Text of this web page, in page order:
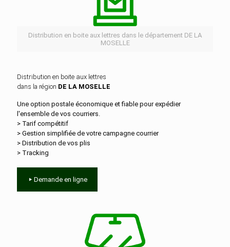
Distribution en boite aux lettres dans le département DE LA
MOSELLE
Distribution en boite aux lettres
dans la région DE LA MOSELLE
Une option postale économique et fiable pour expédier
l'ensemble de vos courriers.
> Tarif compétitif
> Gestion simplifiée de votre campagne courrier
> Distribution de vos plis
> Tracking
Demande en ligne